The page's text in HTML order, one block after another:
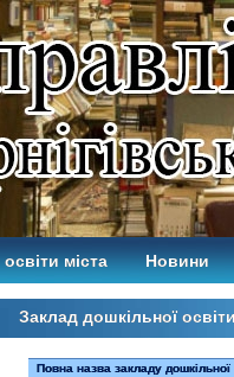
міста Новини
Заклад дошкільної
Повна назва закладу дошкільної